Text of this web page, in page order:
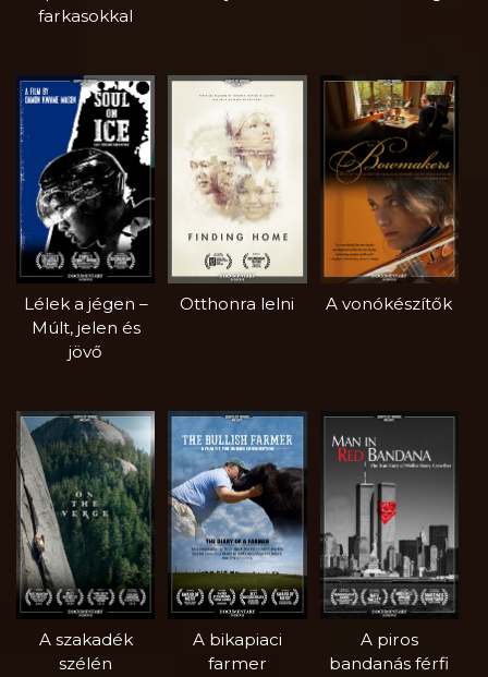
farkasokkal
Lélek a jégen –
Múlt, jelen és
jövő
Otthonra lelni A vonókészítők
A szakadék
szélén
A bikapiaci
farmer
A piros
bandanás férfi